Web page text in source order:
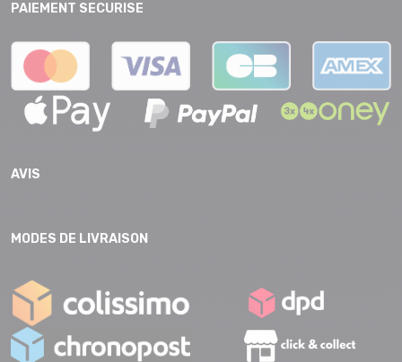
PAIEMENT SECURISE
AVIS
MODES DE LIVRAISON